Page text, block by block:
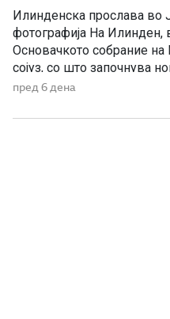
Илинденска прослава во
фотографија На
Основачкото собрание
сојуз, со што започнува
организираното
Сојуз се обединија 29 од
пред 6 дена